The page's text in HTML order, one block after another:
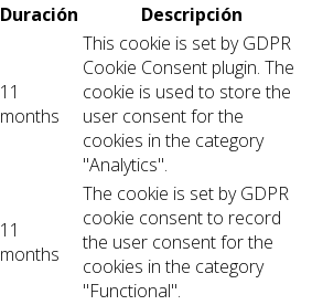
Duración Descripción
11
months
This cookie is set by GDPR
Cookie Consent plugin. The
cookie is used to store the
user consent for the
cookies in the category
"Analytics".
11
months
The cookie is set by GDPR
cookie consent to record
the user consent for the
cookies in the category
"Functional".